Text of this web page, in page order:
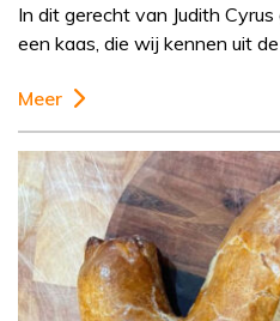
In dit gerecht van Judith
een kaas, die wij kennen uit
Meer